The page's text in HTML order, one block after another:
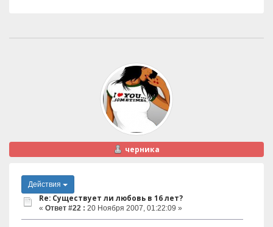
черника
Действия
Re: Существует ли любовь в 16 лет?
« Ответ #22 : 20 Ноября 2007, 01:22:09 »